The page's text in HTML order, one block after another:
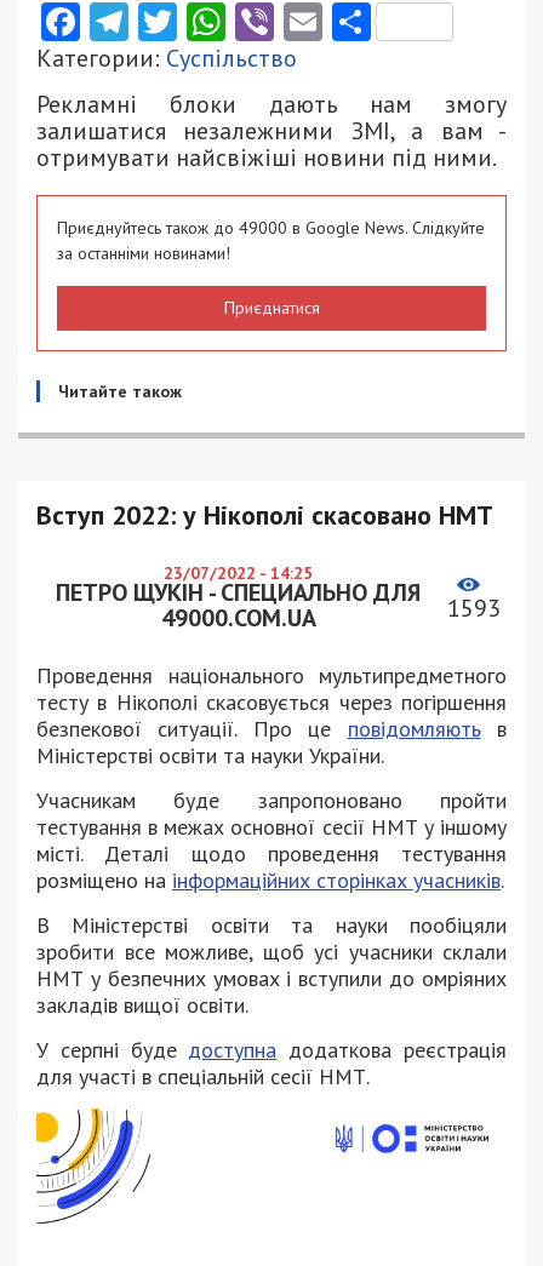
Facebook
Telegram
Twitter
WhatsApp
ViberEmail
Категории: Суспільство
Рекламні блоки дають нам змогу
залишатися незалежними ЗМІ, а вам -
отримувати найсвіжіші новини під ними.
Приєднуйтесь також до 49000 в Google News. Слідкуйте
за останніми новинами!
Приєднатися
Читайте також
Вступ 2022: у Нікополі скасовано НМТ
23/07/2022 - 14:25
ПЕТРО ЩУКІН - СПЕЦИАЛЬНО ДЛЯ
49000.COM.UA
1593
Проведення національного мультипредметного
тесту в Нікополі скасовується через погіршення
безпекової ситуації. Про це повідомляютьв
Міністерстві освіти та науки України.
Учасникам буде запропоновано пройти
тестування в межах основної сесії НМТ у іншому
місті. Деталі щодо проведення тестування
розміщено на інформаційних сторінках учасників.
В Міністерстві освіти та науки пообіцяли
зробити все можливе, щоб усі учасники склали
НМТ у безпечних умовах і вступили до омріяних
закладів вищої освіти.
У серпні буде доступна додаткова реєстрація
для участі в спеціальній сесії НМТ.